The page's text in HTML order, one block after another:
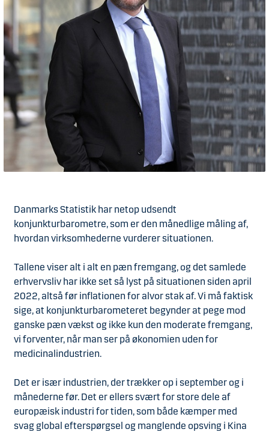
Danmarks Statistik har netop udsendt
konjunkturbarometre, som er den månedlige måling af,
hvordan virksomhederne vurderer situationen.
Tallene viser alt i alt en pæn fremgang, og det samlede
erhvervsliv har ikke set så lyst på situationen siden april
2022, altså før inflationen for alvor stak af. Vi må faktisk
sige, at konjunkturbarometeret begynder at pege mod
ganske pæn vækst og ikke kun den moderate fremgang,
vi forventer, når man ser på økonomien uden for
medicinalindustrien.
Det er især industrien, der trækker op i september og i
månederne før. Det er ellers svært for store dele af
europæisk industri for tiden, som både kæmper med
svag global efterspørgsel og manglende opsving i Kina